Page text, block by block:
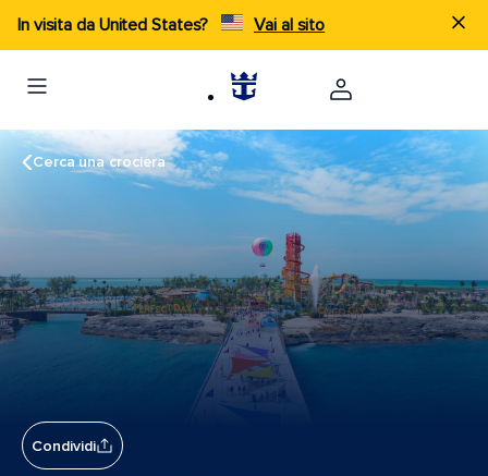
In visita da United States? Vai al sito
Cerca una crociera
Condividi